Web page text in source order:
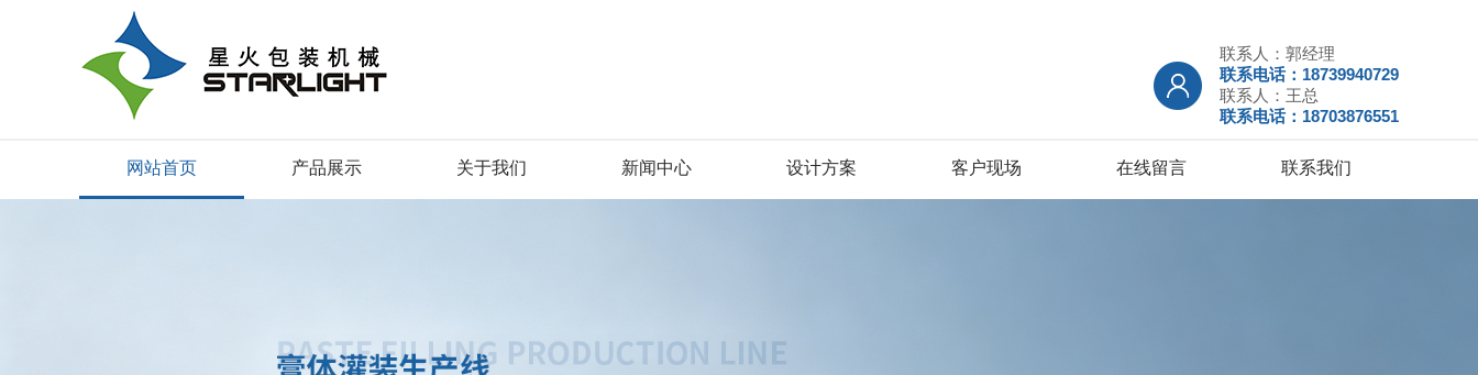
联系人：郭经理
联系电话：18739940729
联系人：王总
联系电话：18703876551
网站首页 产品展示 关于我们 新闻中心 设计方案 客户现场 在线留言 联系我们